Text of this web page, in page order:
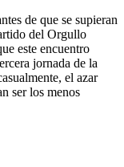
de que se supieran
del Orgullo
este encuentro
jornada de la
el azar
ser los menos